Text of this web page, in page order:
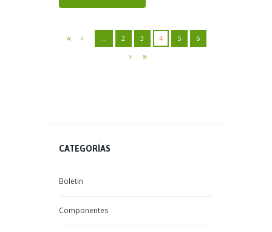
2 3 4 5 6
CATEGORÍAS
Boletin
Componentes